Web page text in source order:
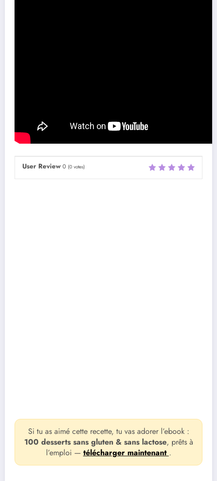
User Review 0 (0 votes)
Si tu as aimé cette recette, tu vas adorer l’ebook :
100 desserts sans gluten & sans lactose, prêts à
l’emploi — télécharger maintenant .